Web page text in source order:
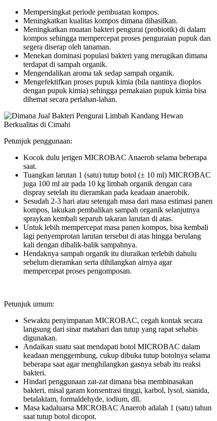
Mempersingkat periode pembuatan kompos.
Meningkatkan kualitas kompos dimana dihasilkan.
Meningkatkan muatan bakteri pengurai (probiotik) di dalam
kompos sehingga mempercepat proses penguraian pupuk dan
segera diserap oleh tanaman.
Menekan dominasi populasi bakteri yang merugikan dimana
terdapat di sampah organik.
Mengendalikan aroma tak sedap sampah organik.
Mengefektifkan proses pupuk kimia (bila nantinya dioplos
dengan pupuk kimia) sehingga pemakaian pupuk kimia bisa
dihemat secara perlahan-lahan.
Petunjuk penggunaan:
Kocok dulu jerigen MICROBAC Anaerob selama beberapa
saat.
Tuangkan larutan 1 (satu) tutup botol (± 10 ml) MICROBAC
juga 100 ml air pada 10 kg limbah organik dengan cara
dispray setelah itu dieramkan pada keadaan anaerobik.
Sesudah 2-3 hari atau setengah masa dari masa estimasi panen
kompos, lakukan pembalikan sampah organik selanjutnya
spraykan kembali separuh takaran larutan di atas.
Untuk lebih mempercepat masa panen kompos, bisa kembali
lagi penyemprotan larutan tersebut di atas hingga berulang
kali dengan dibalik-balik sampahnya.
Hendaknya sampah organik itu diuraikan terlebih dahulu
sebelum dieramkan serta dihilangkan airnya agar
mempercepat proses pengomposan.
Petunjuk umum:
Sewaktu penyimpanan MICROBAC, cegah kontak secara
langsung dari sinar matahari dan tutup yang rapat sehabis
digunakan.
Andaikan suatu saat mendapati botol MICROBAC dalam
keadaan menggembung, cukup dibuka tutup botolnya selama
beberapa saat agar menghilangkan gasnya sebab itu reaksi
bakteri.
Hindari penggunaan zat-zat dimana bisa membinasakan
bakteri, misal garam konsentrasi tinggi, karbol, lysol, sianida,
betalaktam, formaldehyde, iodium, dll.
Masa kadaluarsa MICROBAC Anaerob adalah 1 (satu) tahun
saat tutup botol dicopot.